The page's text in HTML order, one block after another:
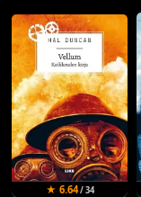
★ 6.64/ 34